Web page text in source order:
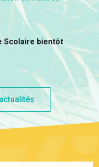
Scolaire bientôt